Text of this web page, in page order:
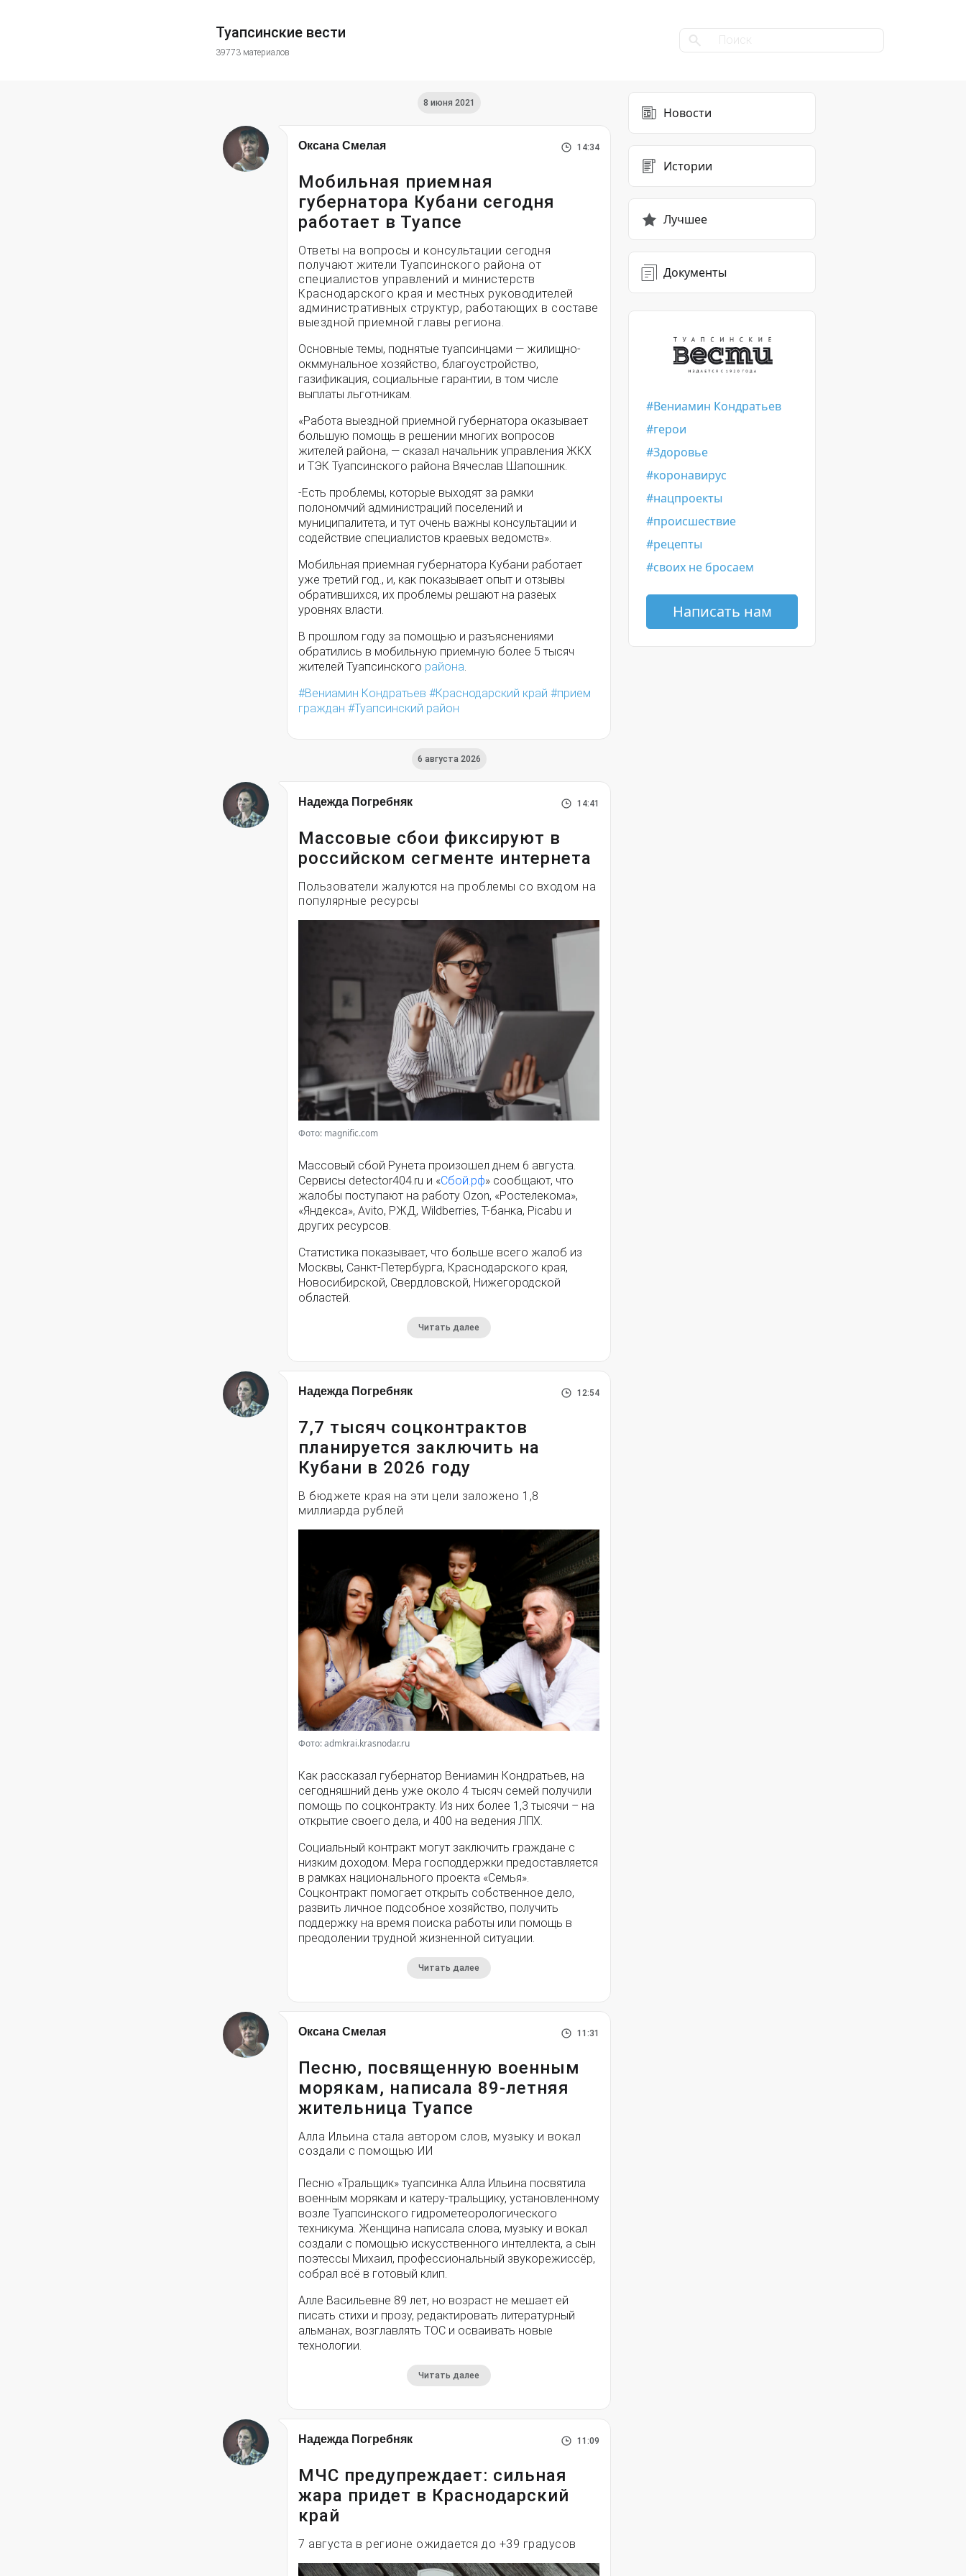
Туапсинские вести
39773 материалов
8 июня 2021
Оксана Смелая 14:34
Мобильная приемная
губернатора Кубани сегодня
работает в Туапсе
Ответы на вопросы и консультации сегодня
получают жители Туапсинского района от
специалистов управлений и министерств
Краснодарского края и местных руководителей
административных структур, работающих в составе
выездной приемной главы региона.
Основные темы, поднятые туапсинцами — жилищно-
окммунальное хозяйство, благоустройство,
газификация, социальные гарантии, в том числе
выплаты льготникам.
«Работа выездной приемной губернатора оказывает
большую помощь в решении многих вопросов
жителей района, — сказал начальник управления ЖКХ
и ТЭК Туапсинского района Вячеслав Шапошник.
-Есть проблемы, которые выходят за рамки
полономчий администраций поселений и
муниципалитета, и тут очень важны консультации и
содействие специалистов краевых ведомств».
Мобильная приемная губернатора Кубани работает
уже третий год., и, как показывает опыт и отзывы
обратившихся, их проблемы решают на разеых
уровнях власти.
В прошлом году за помощью и разъяснениями
обратились в мобильную приемную более 5 тысяч
жителей Туапсинского района.
Вениамин Кондратьев
Краснодарский край
прием
граждан
Туапсинский район
6 августа 2026
Надежда Погребняк 14:41
Массовые сбои фиксируют в
российском сегменте интернета
Пользователи жалуются на проблемы со входом на
популярные ресурсы
Фото: magnific.com
Массовый сбой Рунета произошел днем 6 августа.
Сервисы detector404.ru и «Сбой.рф» сообщают, что
жалобы поступают на работу Ozon, «Ростелекома»,
«Яндекса», Avito, РЖД, Wildberries, Т-банка, Picabu и
других ресурсов.
Статистика показывает, что больше всего жалоб из
Москвы, Санкт-Петербурга, Краснодарского края,
Новосибирской, Свердловской, Нижегородской
областей.
Читать далее
Надежда Погребняк 12:54
7,7 тысяч соцконтрактов
планируется заключить на
Кубани в 2026 году
В бюджете края на эти цели заложено 1,8
миллиарда рублей
Фото: admkrai.krasnodar.ru
Как рассказал губернатор Вениамин Кондратьев, на
сегодняшний день уже около 4 тысяч семей получили
помощь по соцконтракту. Из них более 1,3 тысячи – на
открытие своего дела, и 400 на ведения ЛПХ.
Социальный контракт могут заключить граждане с
низким доходом. Мера господдержки предоставляется
в рамках национального проекта «Семья».
Соцконтракт помогает открыть собственное дело,
развить личное подсобное хозяйство, получить
поддержку на время поиска работы или помощь в
преодолении трудной жизненной ситуации.
Читать далее
Оксана Смелая 11:31
Песню, посвященную военным
морякам, написала 89-летняя
жительница Туапсе
Алла Ильина стала автором слов, музыку и вокал
создали с помощью ИИ
Песню «Тральщик» туапсинка Алла Ильина посвятила
военным морякам и катеру-тральщику, установленному
возле Туапсинского гидрометеорологического
техникума. Женщина написала слова, музыку и вокал
создали с помощью искусственного интеллекта, а сын
поэтессы Михаил, профессиональный звукорежиссёр,
собрал всё в готовый клип.
Алле Васильевне 89 лет, но возраст не мешает ей
писать стихи и прозу, редактировать литературный
альманах, возглавлять ТОС и осваивать новые
технологии.
Читать далее
Надежда Погребняк 11:09
МЧС предупреждает: сильная
жара придет в Краснодарский
край
7 августа в регионе ожидается до +39 градусов
Новости
Истории
Лучшее
Документы
Вениамин Кондратьев
герои
Здоровье
коронавирус
нацпроекты
происшествие
рецепты
своих не бросаем
Написать нам